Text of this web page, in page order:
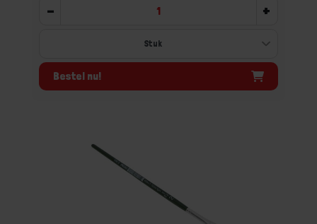
- +
Bestel nu!